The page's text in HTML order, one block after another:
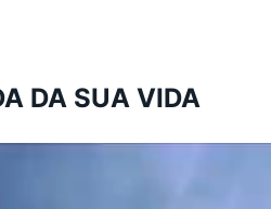
DA SUA VIDA